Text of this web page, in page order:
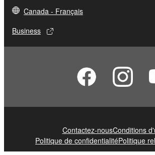
Canada - Français
Business
Contactez-nousConditions
Politique de confidentialitéPolitique